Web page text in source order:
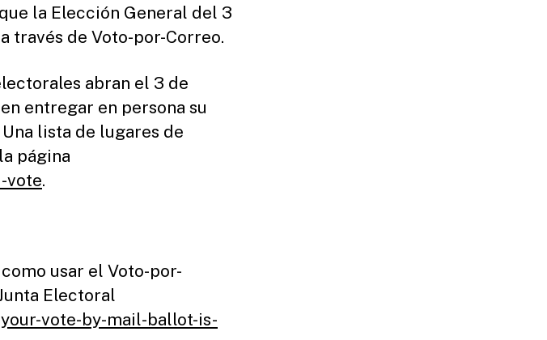
la Elección General del 3
través de Voto-por-Correo.
abran el 3 de
entregar en persona su
lista de lugares de
página
vote.
usar el Voto-por-
Electoral
vote-by-mail-ballot-is-